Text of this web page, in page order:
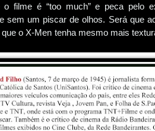
filme é “too much” e peca pelo
sem um piscar de olhos. Será que
o X-Men tenha mesmo mais